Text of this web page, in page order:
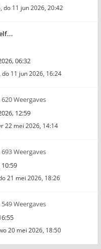
, do 11 jun 2026, 20:42
06:32
do 11 jun 2026, 16:24
Weergaves
12:59
22 mei 2026, 14:14
Weergaves
21 mei 2026, 18:26
549 Weergaves
20 mei 2026, 18:50